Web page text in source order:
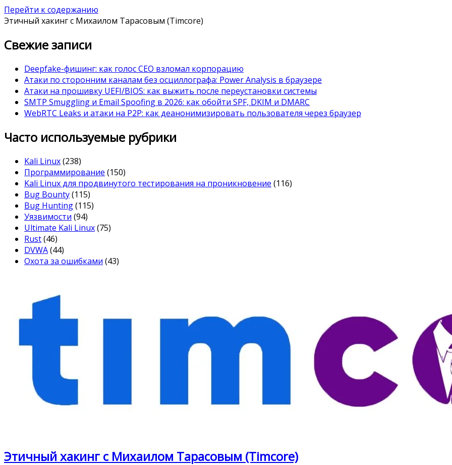
Перейти к содержанию
Этичный хакинг с Михаилом Тарасовым (Timcore)
Свежие записи
Deepfake-фишинг: как голос CEO взломал корпорацию
Атаки по сторонним каналам без осциллографа: Power Analysis в браузере
Атаки на прошивку UEFI/BIOS: как выжить после переустановки системы
SMTP Smuggling и Email Spoofing в 2026: как обойти SPF, DKIM и DMARC
WebRTC Leaks и атаки на P2P: как деанонимизировать пользователя через браузер
Часто используемые рубрики
Kali Linux(238)
Программирование (150)
Kali Linux для продвинутого тестирования на проникновение (116)
Bug Bounty(115)
Bug Hunting(115)
Уязвимости (94)
Ultimate Kali Linux(75)
Rust(46)
DVWA(44)
Охота за ошибками (43)
Этичный хакинг с Михаилом Тарасовым (Timcore)